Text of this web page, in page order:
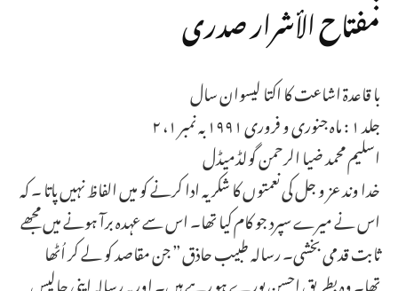
مفتاح الأشرار صدری
با قاعدة اشاعت کا اکتا ليسوان سال
جلد ۱ : ماه جنوری و فروری ۱۹۹۱ به نمبر ۱، ۲
اسلیم محمد ضیا الرحمن گولڈمیڈل
خدا وند عز و جل کی نعمتوں کا شکریہ ادا کرنے کو میں الفاظ نہیں پاتا ۔ کہ
اس نے میرے سپرد جو کام کیا تھا۔ اس سے عہدہ برآ ہونے میں مجھے
ثابت قدمی بخشی۔ رسالہ طبیب حاذق ” جن مقاصد کو لے کر اُٹھا
تھا۔ وہ بطریق احسن پورے ہو رہے ہیں۔ اور یہ رسالہ اپنی چالیس